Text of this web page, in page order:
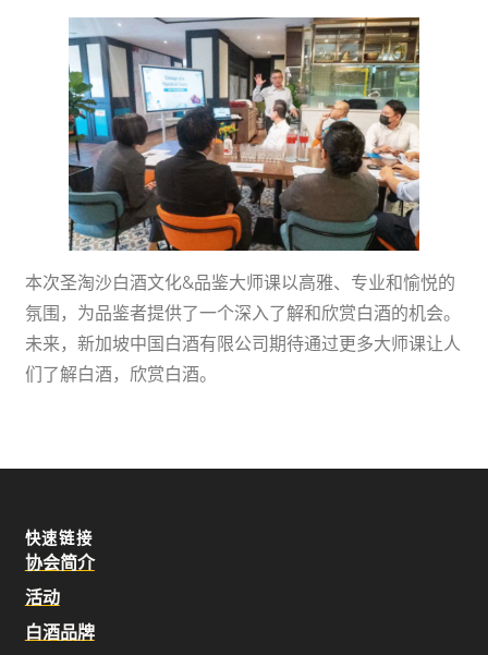
本次圣淘沙白酒文化&品鉴大师课以高雅、专业和愉悦的
氛围，为品鉴者提供了一个深入了解和欣赏白酒的机会。
未来，新加坡中国白酒有限公司期待通过更多大师课让人
们了解白酒，欣赏白酒。
快速链接
协会简介
活动
白酒品牌